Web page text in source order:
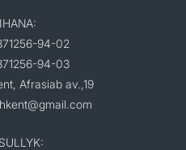
94-02
94-03
Afrasiab av.,19